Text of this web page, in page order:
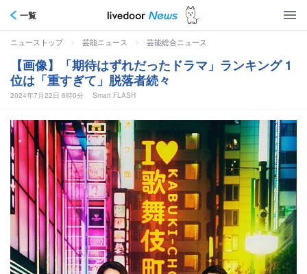
一覧
ニューストップ > 芸能ニュース > 芸能総合ニュース
【画像】「期待はずれだったドラマ」ランキング 1
位は「重すぎて」脱落者続々
2024年7月22日 6時0分 Smart FLASH